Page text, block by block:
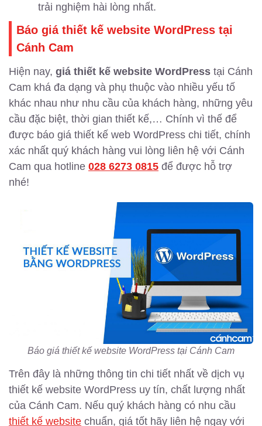
trải nghiệm hài lòng nhất.
Báo giá thiết kế website WordPress tại
Cánh Cam
Hiện nay, giá thiết kế website WordPress tại Cánh
Cam khá đa dạng và phụ thuộc vào nhiều yếu tố
khác nhau như nhu cầu của khách hàng, những yêu
cầu đặc biệt, thời gian thiết kế,… Chính vì thế để
được báo giá thiết kế web WordPress chi tiết, chính
xác nhất quý khách hàng vui lòng liên hệ với Cánh
Cam qua hotline 028 6273 0815 để được hỗ trợ
nhé!
Báo giá thiết kế website WordPress tại Cánh Cam
Trên đây là những thông tin chi tiết nhất về dịch vụ
thiết kế website WordPress uy tín, chất lượng nhất
của Cánh Cam. Nếu quý khách hàng có nhu cầu
thiết kế website chuẩn, giá tốt hãy liên hệ ngay với